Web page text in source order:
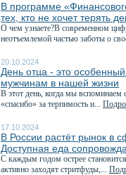
В программе
тех, кто не хочет терять
О чем узнаете?В современном
неотъемлемой частью заботы о
20.10.2024
День отца - это
мужчинам в нашей жизни
В этот день, когда мы вспоминаем
«спасибо» за терпимость и...
17.10.2024
В России растёт рынок в
Доступная еда
С каждым годом острее
активно заходят стритфуды,...